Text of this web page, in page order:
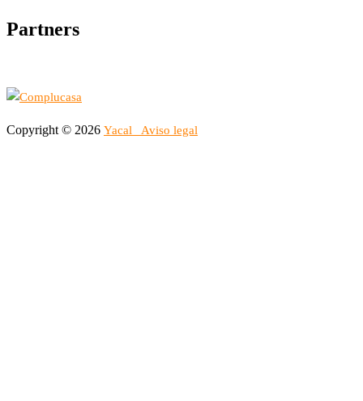
Partners
Copyright © 2026 Yacal Aviso legal